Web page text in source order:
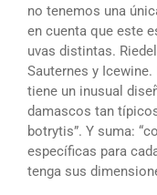
no tenemos una
en cuenta que este
uvas distintas.
Sauternes y
tiene un inusual
damascos tan
botrytis”. Y suma:
específicas para
tenga sus